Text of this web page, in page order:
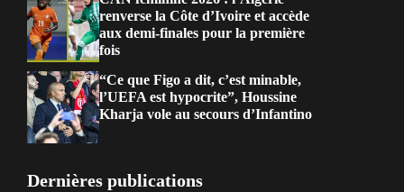
renverse la Côte d’Ivoire et accède
aux demi-finales pour la première
fois
“Ce que Figo a dit, c’est minable,
l’UEFA est hypocrite”, Houssine
Kharja vole au secours d’Infantino
Dernières publications